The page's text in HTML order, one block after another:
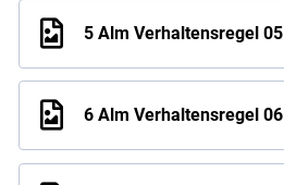
5 Alm Verhaltensregel 05
6 Alm Verhaltensregel 06